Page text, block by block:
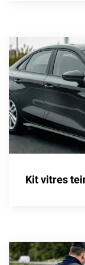
Buick
Byd
Cadillac
Changan
Chevrolet
Chrysler
Dacia
Kit vitres